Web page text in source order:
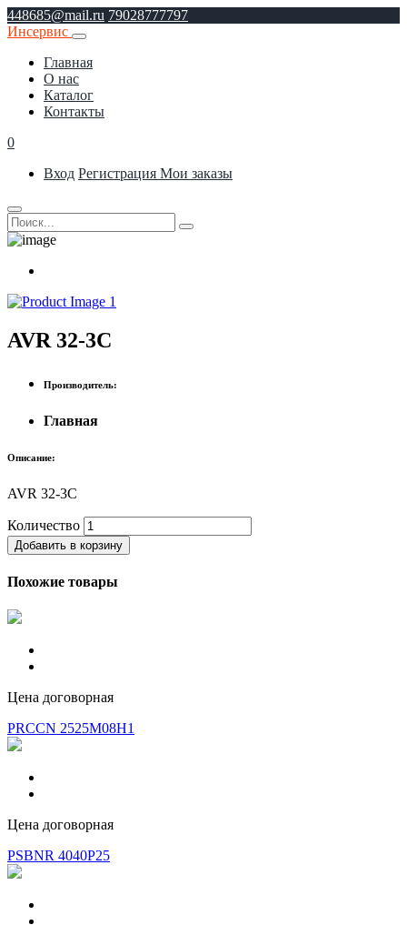
448685@mail.ru 79028777797
Инсервис
Главная
О нас
Каталог
Контакты
0
Вход Регистрация Мои заказы
AVR 32-3C
Производитель:
Главная
Описание:
AVR 32-3C
Количество
Добавить в корзину
Похожие товары
Цена договорная
PRCCN 2525M08H1
Цена договорная
PSBNR 4040P25